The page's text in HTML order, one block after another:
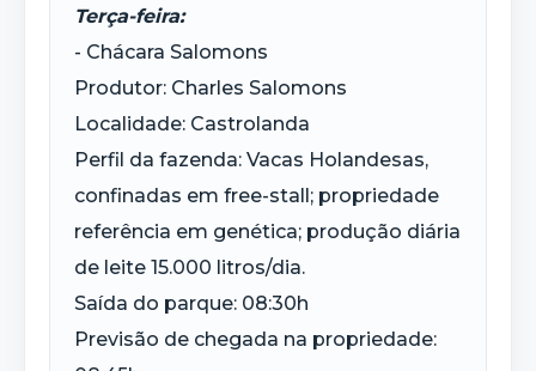
Terça-feira:
- Chácara Salomons
Produtor: Charles Salomons
Localidade: Castrolanda
Perfil da fazenda: Vacas Holandesas,
confinadas em free-stall; propriedade
referência em genética; produção diária
de leite 15.000 litros/dia.
Saída do parque: 08:30h
Previsão de chegada na propriedade: